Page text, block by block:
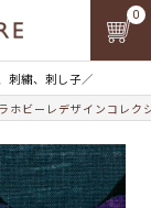
刺繍、刺し子／
0
ホビーレデザインコレ